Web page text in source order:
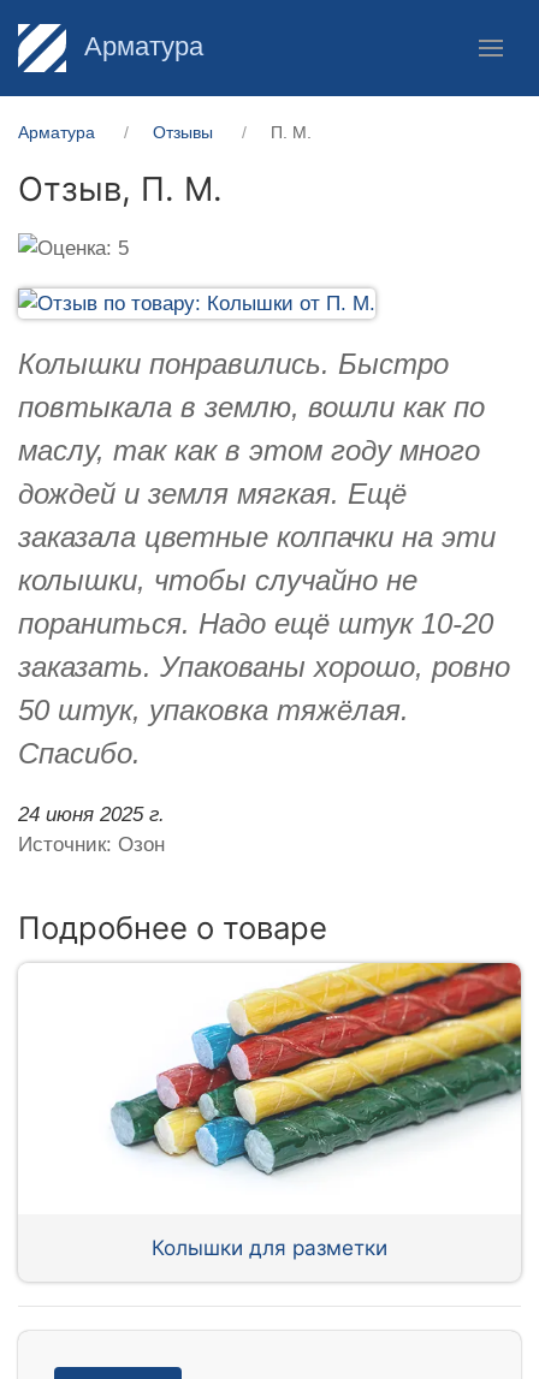
Арматура
Арматура Отзывы П. М.
Отзыв, П. М.
Колышки понравились. Быстро
повтыкала в землю, вошли как по
маслу, так как в этом году много
дождей и земля мягкая. Ещё
заказала цветные колпачки на эти
колышки, чтобы случайно не
пораниться. Надо ещё штук 10-20
заказать. Упакованы хорошо, ровно
50 штук, упаковка тяжёлая.
Спасибо.
24 июня 2025 г.
Источник: Озон
Подробнее о товаре
Колышки для разметки